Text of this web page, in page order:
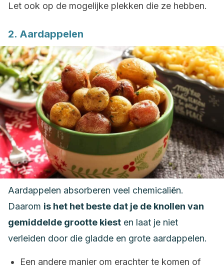
Let ook op de mogelijke plekken die ze hebben.
2. Aardappelen
Aardappelen absorberen veel chemicaliën.
Daarom is het het beste dat je de knollen van
gemiddelde grootte kiest en laat je niet
verleiden door die gladde en grote aardappelen.
Een andere manier om erachter te komen of